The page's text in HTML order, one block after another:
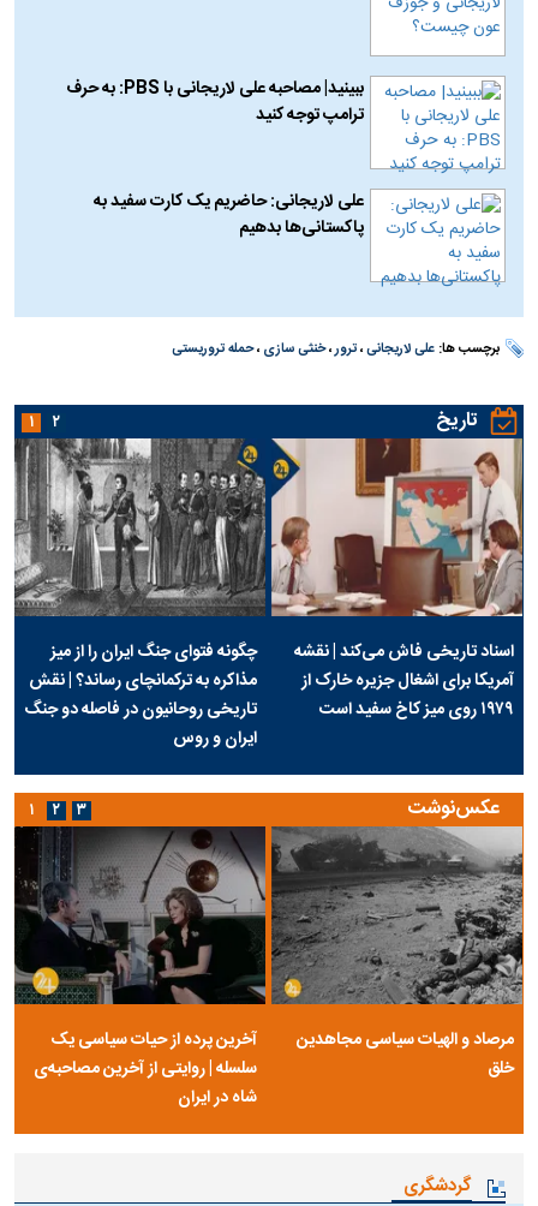
ببینید| مصاحبه علی لاریجانی با PBS: به حرف
ترامپ توجه کنید
علی لاریجانی: حاضریم یک کارت سفید به
پاکستانی‌ها بدهیم
برچسب ها:علی لاریجانی،ترور،خنثی سازی ،حمله تروریستی
تاریخ
اسناد تاریخی فاش می‌کند | نقشه
آمریکا برای اشغال جزیره خارک از
۱۹۷۹ روی میز کاخ سفید است
چگونه فتوای جنگ ایران را از میز
مذاکره به ترکمانچای رساند؟ | نقش
تاریخی روحانیون در فاصله دو جنگ
ایران و روس
۱ ۲
عکس‌نوشت
مرصاد و الهیات سیاسی مجاهدین
خلق
آخرین پرده از حیات سیاسی یک
سلسله | روایتی از آخرین مصاحبه‌ی
شاه در ایران
۱ ۲ ۳
گردشگری